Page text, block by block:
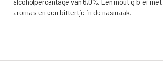
aroma's en een bittertje in de nasmaak.